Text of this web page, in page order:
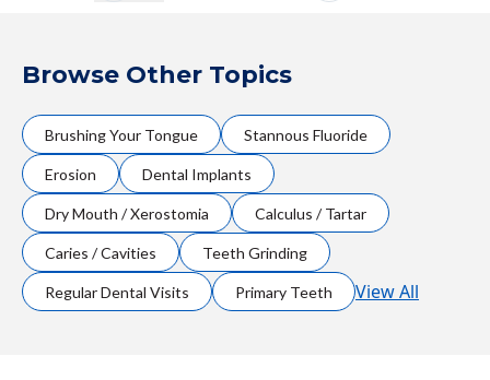
Browse Other Topics
Brushing Your Tongue Stannous Fluoride
Erosion Dental Implants
Dry Mouth / Xerostomia Calculus / Tartar
Caries / Cavities Teeth Grinding
Regular Dental Visits Primary Teeth View All